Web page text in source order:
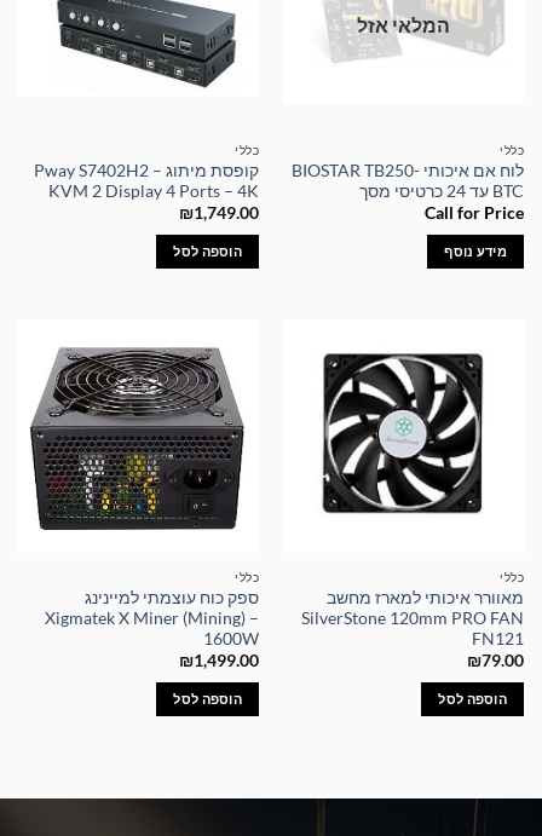
המלאי אזל
כללי
לוח אם איכותי BIOSTAR TB250-
BTC עד 24 כרטיסי מסך
Call for Price
מידע נוסף
כללי
קופסת מיתוג – Pway S7402H2
KVM 2 Display 4 Ports – 4K
₪1,749.00
הוספה לסל
כללי
מאוורר איכותי למארז מחשב
SilverStone 120mm PRO FAN
FN121
₪79.00
הוספה לסל
כללי
ספק כוח עוצמתי למיינינג
Xigmatek X Miner (Mining) –
1600W
₪1,499.00
הוספה לסל